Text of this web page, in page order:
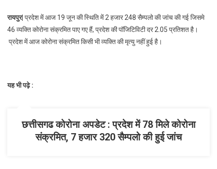
प्रदेश
248
रायपुर| प्रदेश में आज 19 जून की स्थिति में 2 हजार 248 सैम्पलो की जांच की गई जिसमे
46 व्यक्ति कोरोना संक्रमित पाए गए हैं, प्रदेश की पॉजिटिविटी दर 2.05 प्रतिशत है।
प्रदेश में आज कोरोना संक्रमित किसी भी व्यक्ति की मृत्यु नहीं हुई है।
यह भी पढ़े :
छत्तीसगढ कोरोना अपडेट : प्रदेश में 78 मिले कोरोना
संक्रमित, 7 हजार 320 सैम्पलो की हुई जांच